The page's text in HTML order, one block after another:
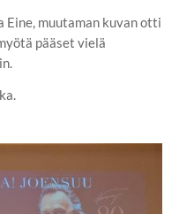
muutaman kuvan otti
pääset vielä